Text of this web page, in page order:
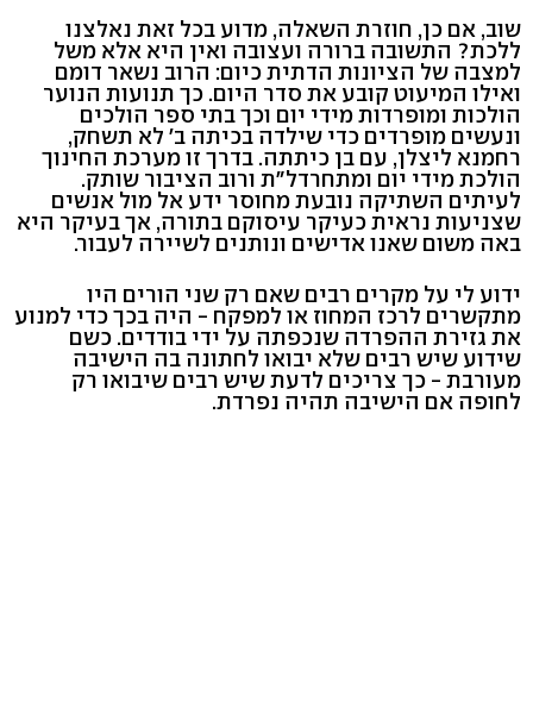
שוב, אם כן, חוזרת השאלה, מדוע בכל זאת נאלצנו
ללכת? התשובה ברורה ועצובה ואין היא אלא משל
למצבה של הציונות הדתית כיום: הרוב נשאר דומם
ואילו המיעוט קובע את סדר היום. כך תנועות הנוער
הולכות ומופרדות מידי יום וכך בתי ספר הולכים
ונעשים מופרדים כדי שילדה בכיתה ב' לא תשחק,
רחמנא ליצלן, עם בן כיתתה. בדרך זו מערכת החינוך
הולכת מידי יום ומתחרדל"ת ורוב הציבור שותק.
לעיתים השתיקה נובעת מחוסר ידע אל מול אנשים
שצניעות נראית כעיקר עיסוקם בתורה, אך בעיקר היא
באה משום שאנו אדישים ונותנים לשיירה לעבור.
ידוע לי על מקרים רבים שאם רק שני הורים היו
מתקשרים לרכז המחוז או למפקח - היה בכך כדי למנוע
את גזירת ההפרדה שנכפתה על ידי בודדים. כשם
שידוע שיש רבים שלא יבואו לחתונה בה הישיבה
מעורבת - כך צריכים לדעת שיש רבים שיבואו רק
לחופה אם הישיבה תהיה נפרדת.